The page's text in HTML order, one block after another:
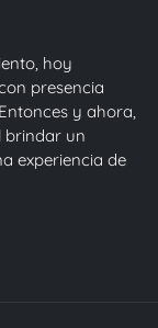
hoy
presencia
y ahora,
brindar un
experiencia de